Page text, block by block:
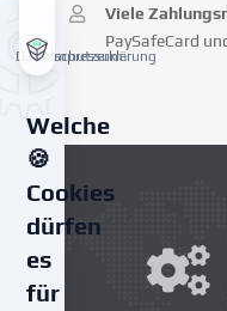
Viele
PaySafeCard
Datenschutzerklärung
Impressum
Welche
🍪
Cookies
dürfen
es
für